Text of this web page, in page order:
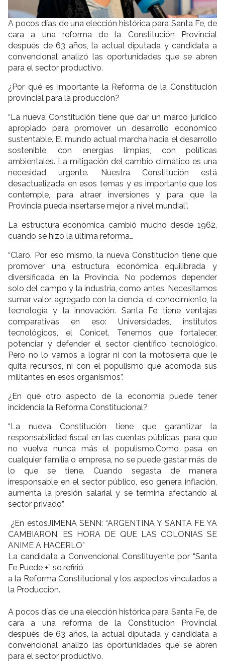
A pocos días de una elección histórica para Santa Fe, de
cara a una reforma de la Constitución Provincial
después de 63 años, la actual diputada y candidata a
convencional analizó las oportunidades que se abren
para el sector productivo.
¿Por qué es importante la Reforma de la Constitución
provincial para la producción?
“La nueva Constitución tiene que dar un marco jurídico
apropiado para promover un desarrollo económico
sustentable. El mundo actual marcha hacia el desarrollo
sostenible, con energías limpias, con políticas
ambientales. La mitigación del cambio climático es una
necesidad urgente. Nuestra Constitución está
desactualizada en esos temas y es importante que los
contemple, para atraer inversiones y para que la
Provincia pueda insertarse mejor a nivel mundial”.
La estructura económica cambió mucho desde 1962,
cuando se hizo la última reforma…
“Claro. Por eso mismo, la nueva Constitución tiene que
promover una estructura económica equilibrada y
diversificada en la Provincia. No podemos depender
solo del campo y la industria, como antes. Necesitamos
sumar valor agregado con la ciencia, el conocimiento, la
tecnología y la innovación. Santa Fe tiene ventajas
comparativas en eso: Universidades, institutos
tecnológicos, el Conicet. Tenemos que fortalecer,
potenciar y defender el sector científico tecnológico.
Pero no lo vamos a lograr ni con la motosierra que le
quita recursos, ni con el populismo que acomoda sus
militantes en esos organismos”.
¿En qué otro aspecto de la economía puede tener
incidencia la Reforma Constitucional?
“La nueva Constitución tiene que garantizar la
responsabilidad fiscal en las cuentas públicas, para que
no vuelva nunca más el populismo.Como pasa en
cualquier familia o empresa, no se puede gastar más de
lo que se tiene. Cuando segasta de manera
irresponsable en el sector público, eso genera inflación,
aumenta la presión salarial y se termina afectando al
sector privado”.
¿En estosJIMENA SENN: “ARGENTINA Y SANTA FE YA
CAMBIARON. ES HORA DE QUE LAS COLONIAS SE
ANIME A HACERLO”
La candidata a Convencional Constituyente por “Santa
Fe Puede +” se refirió
a la Reforma Constitucional y los aspectos vinculados a
la Producción.
A pocos días de una elección histórica para Santa Fe, de
cara a una reforma de la Constitución Provincial
después de 63 años, la actual diputada y candidata a
convencional analizó las oportunidades que se abren
para el sector productivo.